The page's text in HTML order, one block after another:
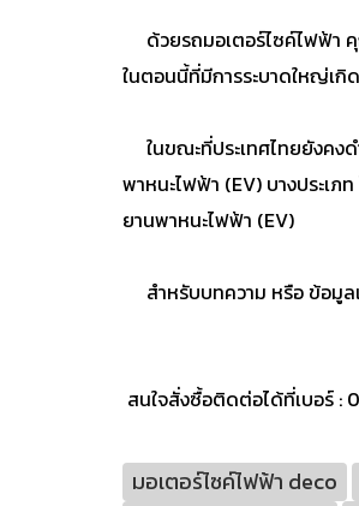
ด้วยรถมอเตอร์ไซค์ไฟฟ้า
ในตอนนี้ที่มีการระบาดใหญ่เกิ
ในขณะที่ประเทศไทยยังคงด
พาหนะไฟฟ้า (EV) บางประเภ
ยานพาหนะไฟฟ้า (EV)
สำหรับบทความ หรือ ข้อมูล
สนใจสั่งซื้อติดต่อได้ที่เบอร์ :
มอเตอร์ไซค์ไฟฟ้า deco